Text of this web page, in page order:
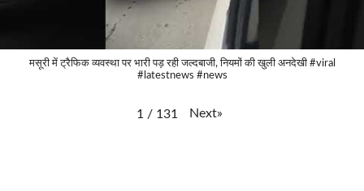
मसूरी में ट्रैफिक व्यवस्था पर भारी पड़ रही जल्दबाजी, नियमों की खुली अनदेखी #viral
#latestnews #news
1 / 131 Next»